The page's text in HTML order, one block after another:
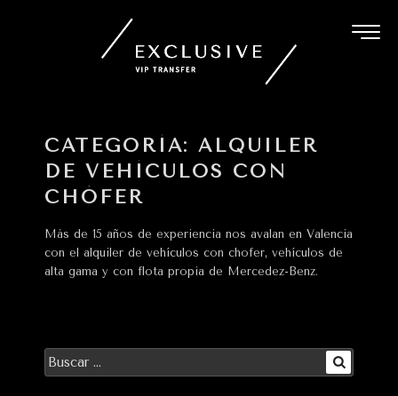
CATEGORÍA:ALQUILER
DE VEHÍCULOS CON
CHÓFER
Más de 15 años de experiencia nos avalan en Valencia
con el alquiler de vehículos con chofer, vehículos de
alta gama y con flota propia de Mercedez-Benz.
Buscar
por:
Buscar